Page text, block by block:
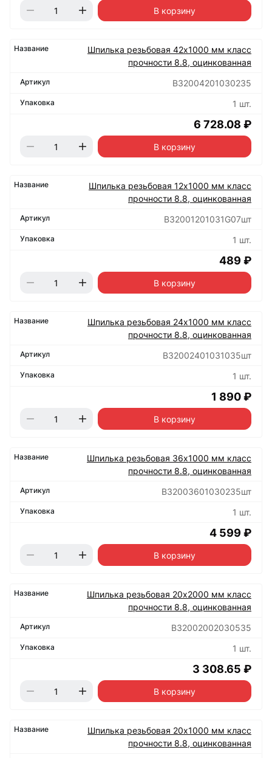
В корзину
Шпилька резьбовая 42х1000 мм класс
прочности 8.8, оцинкованная
B32004201030235
1 шт.
6 728.08 ₽
В корзину
Шпилька резьбовая 12х1000 мм класс
прочности 8.8, оцинкованная
B32001201031G07шт
1 шт.
489 ₽
В корзину
Шпилька резьбовая 24х1000 мм класс
прочности 8.8, оцинкованная
B32002401031035шт
1 шт.
1 890 ₽
В корзину
Шпилька резьбовая 36х1000 мм класс
прочности 8.8, оцинкованная
B32003601030235шт
1 шт.
4 599 ₽
В корзину
Шпилька резьбовая 20х2000 мм класс
прочности 8.8, оцинкованная
B32002002030535
1 шт.
3 308.65 ₽
В корзину
Шпилька резьбовая 20х1000 мм класс
прочности 8.8, оцинкованная